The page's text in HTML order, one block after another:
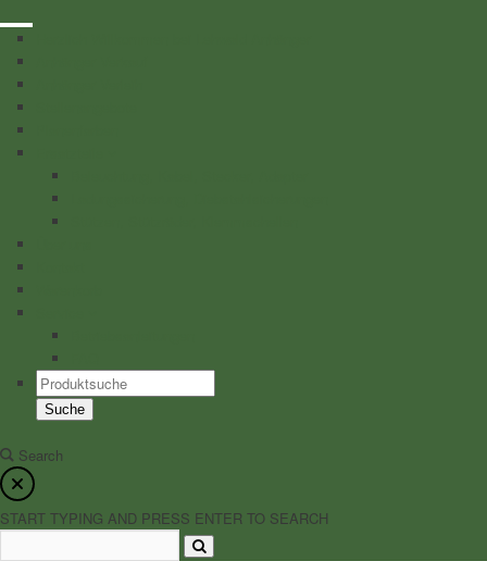
Products
search
Suche
Search
START TYPING AND PRESS ENTER TO SEARCH